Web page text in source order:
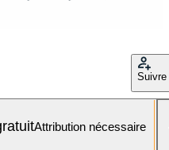
Suivre
Attribution nécessaire